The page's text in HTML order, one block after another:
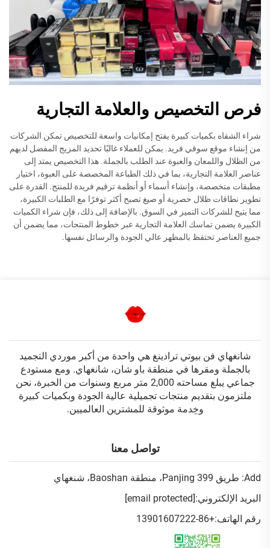
فرص التخصيص والعلامة التجارية
شراء الشفاه بكميات كبيرة يفتح إمكانيات واسعة للتخصيص تمكن الشركات
من إنشاء موقع سوقي فريد. يمكن للعملاء غالبًا تحديد المزيج المفضل لديهم
من الظلال واللمعان والعبوة عند الطلب بالجملة. هذا التخصيص يمتد إلى
عناصر العلامة التجارية، بما في ذلك الطباعة المخصصة على العبوة، اختيار
مطبقات متخصصة، وإنشاء أسماء أو أنظمة ترقيم فريدة للمنتج. القدرة على
تطوير نطاقات ظلال حصرية أو صيغ تصبح أكثر توفرًا مع الطلبات الكبيرة،
مما يتيح للشركات التميز في السوق. بالإضافة إلى ذلك، فإن شراء الكميات
الكبيرة يضمن تماسك العلامة التجارية عبر خطوط المنتجات، مما يضمن أن
جميع العناصر تحتفظ بالمظهر عالي الجودة والرسائل نفسها.
شانغهاي فن بيوتي ترادينغ هي واحدة من أكبر موردي التجميد
بالجملة ومقرها في منطقة باو شان، شانغهاي. ومع مستودع
جماعي يبلغ مساحته 2,000 متر مربع وسنوات من الخبرة، نحن
ملتزمون بتقديم منتجات تجميلية عالية الجودة وبكميات كبيرة
وخِدمة موثوقة للمشترين العالميين.
تواصل معنا
Add: طريق Panjing 399، منطقة Baoshan، شنغهاي
البريد الإلكتروني:[email protected]
رقم الهاتف:+86-13901607222